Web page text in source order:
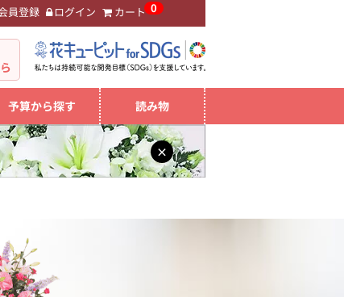
員登録 ログイン カート 0
予算から探す 読み物
×